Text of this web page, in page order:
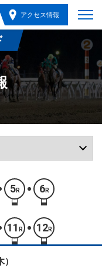
アクセス情報
5R 6R
11 R 12R